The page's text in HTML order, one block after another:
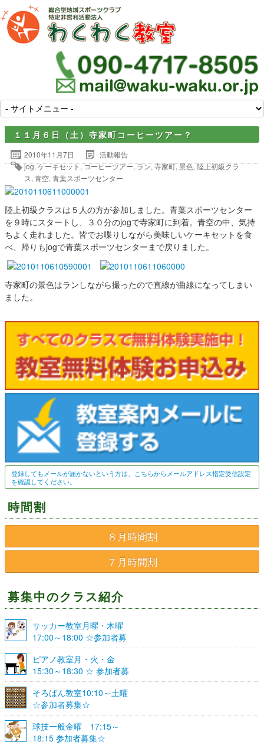
１１月６日（土）寺家町コーヒーツアー？
2010年11月7日
活動報告
jog,ケーキセット,コーヒーツアー,ラン,寺家町,景色,陸上初級クラ
ス, 青空, 青葉スポーツセンター
陸上初級クラスは５人の方が参加しました。青葉スポーツセンター
を９時にスタートし、３０分のjogで寺家町に到着。青空の中、気持
ちよく走れました。皆でお喋りしながら美味しいケーキセットを食
べ、帰りもjogで青葉スポーツセンターまで戻りました。
寺家町の景色はランしながら撮ったので直線が曲線になってしまい
ました。
登録してもメールが届かないという方は、こちらからメールアドレス指定受信設定
を確認してください。
時間割
８月時間割
７月時間割
募集中のクラス紹介
サッカー教室月曜・木曜
17:00～18:00 ☆参加者募
集☆
ピアノ教室月・火・金
15:30～18:30 ☆ 参加者募
集☆
そろばん教室10:10～土曜
☆参加者募集☆
球技一般金曜 17:15～
18:15 参加者募集☆